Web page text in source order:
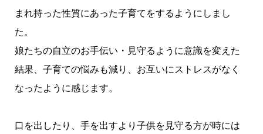
まれ持った性質にあった子育てをするようにしまし
た。
娘たちの自立のお手伝い・見守るように意識を変えた
結果、子育ての悩みも減り、お互いにストレスがなく
なったように感じます。
口を出したり、手を出すより子供を見守る方が時には